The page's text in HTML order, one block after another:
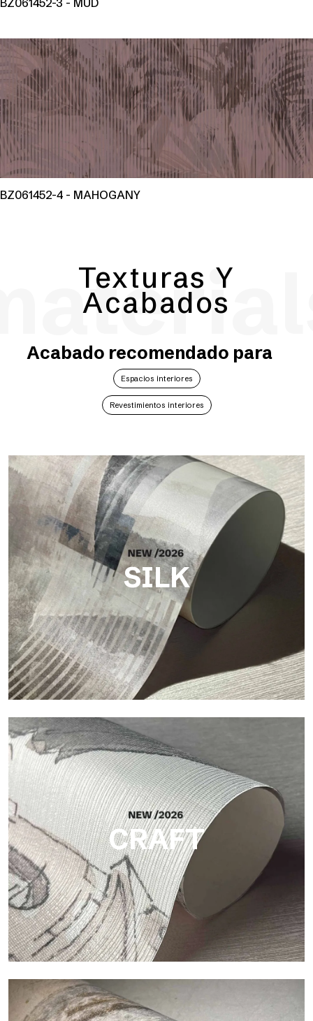
BZ061452-3 - MUD
BZ061452-4 - MAHOGANY
Texturas Y
Acabados
Acabado recomendado para
Espacios interiores
Revestimientos interiores
SILK
Silk
Acabado luminoso y elegante, con una sutil trama vertical que
refleja la luz y aporta profundidad a la superficie.
CRAFT
Craft